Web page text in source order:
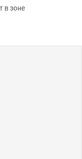
в зоне